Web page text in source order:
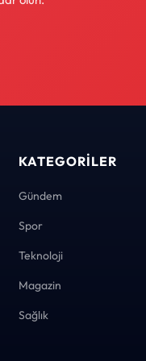
KATEGORILER
Gündem
Spor
Teknoloji
Magazin
Sağlık